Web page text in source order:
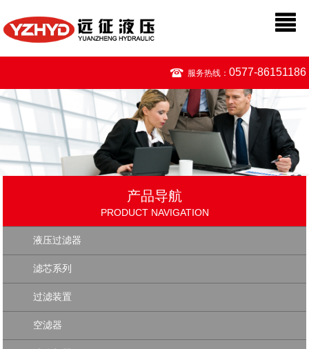
服务热线： 0577-86151186
产品导航
PRODUCT NAVIGATION
液压过滤器
滤芯系列
过滤装置
空滤器